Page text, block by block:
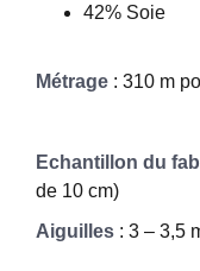
42% Soie
Métrage : 310 m
Echantillon du
de 10 cm)
Aiguilles : 3 – 3,5